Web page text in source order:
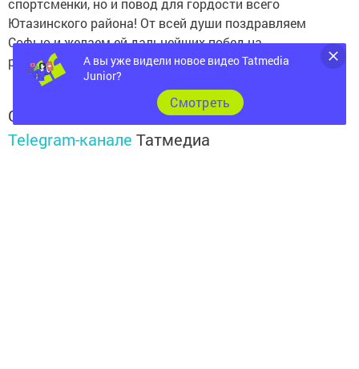
спортсменки, но и повод для гордости всего
Ютазинского района! От всей души поздравляем
Софью и желаем ей дальнейших побед на
республиканском и всероссийском уровне!
Следите за самым важным и интересным в
Telegram-канале Татмедиа
А вы уже видели новое видео Tatmedia
Junior?
Cмотреть